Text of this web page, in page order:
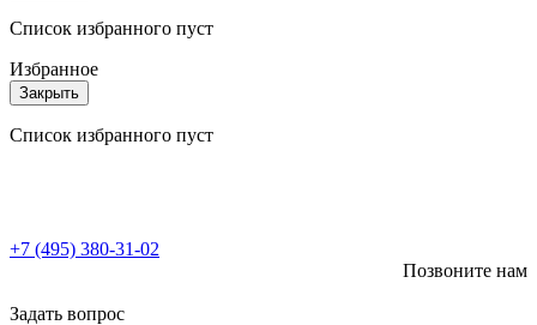
Список избранного пуст
Избранное
Закрыть
Список избранного пуст
+7 (495) 380-31-02
Позвоните нам
Задать вопрос